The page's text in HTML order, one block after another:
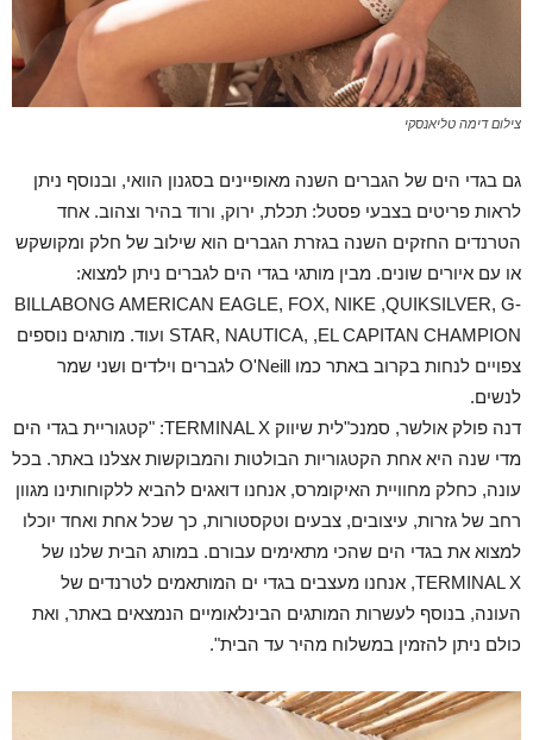
צילום דימה טליאנסקי
גם בגדי הים של הגברים השנה מאופיינים בסגנון הוואי, ובנוסף ניתן
לראות פריטים בצבעי פסטל: תכלת, ירוק, ורוד בהיר וצהוב. אחד
הטרנדים החזקים השנה בגזרת הגברים הוא שילוב של חלק ומקושקש
או עם איורים שונים. מבין מותגי בגדי הים לגברים ניתן למצוא:
BILLABONG AMERICAN EAGLE, FOX, NIKE ,QUIKSILVER, G-
STAR, NAUTICA, ,EL CAPITAN CHAMPION ועוד. מותגים נוספים
צפויים לנחות בקרוב באתר כמו O'Neill לגברים וילדים ושני שמר
לנשים.
דנה פולק אולשר, סמנכ"לית שיווק TERMINAL X: "קטגוריית בגדי הים
מדי שנה היא אחת הקטגוריות הבולטות והמבוקשות אצלנו באתר. בכל
עונה, כחלק מחוויית האיקומרס, אנחנו דואגים להביא ללקוחותינו מגוון
רחב של גזרות, עיצובים, צבעים וטקסטורות, כך שכל אחת ואחד יוכלו
למצוא את בגדי הים שהכי מתאימים עבורם. במותג הבית שלנו של
TERMINAL X, אנחנו מעצבים בגדי ים המותאמים לטרנדים של
העונה, בנוסף לעשרות המותגים הבינלאומיים הנמצאים באתר, ואת
כולם ניתן להזמין במשלוח מהיר עד הבית".